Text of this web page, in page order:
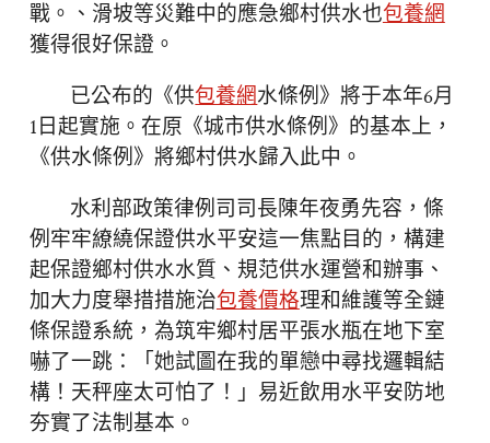
戰。、滑坡等災難中的應急鄉村供水也包養網
獲得很好保證。
已公布的《供包養網水條例》將于本年6月
1日起實施。在原《城市供水條例》的基本上，
《供水條例》將鄉村供水歸入此中。
水利部政策律例司司長陳年夜勇先容，條
例牢牢繚繞保證供水平安這一焦點目的，構建
起保證鄉村供水水質、規范供水運營和辦事、
加大力度舉措措施治包養價格理和維護等全鏈
條保證系統，為筑牢鄉村居平張水瓶在地下室
嚇了一跳：「她試圖在我的單戀中尋找邏輯結
構！天秤座太可怕了！」易近飲用水平安防地
夯實了法制基本。